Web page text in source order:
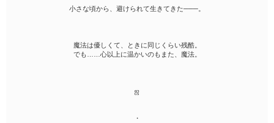
小さな頃から、避けられて生きてきた───。
魔法は優しくて、ときに同じくらい残酷。
でも……心以上に温かいのもまた、魔法。
ஜ
・